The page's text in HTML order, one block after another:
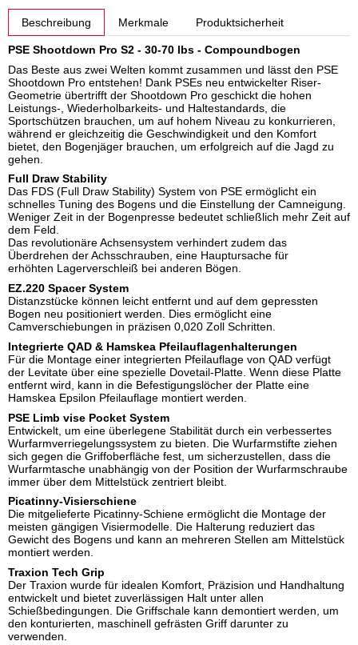
weitere Registerkarten anzeigen
Beschreibung Merkmale Produktsicherheit
PSE Shootdown Pro S2 - 30-70 lbs - Compoundbogen
Das Beste aus zwei Welten kommt zusammen und lässt den PSE
Shootdown Pro entstehen! Dank PSEs neu entwickelter Riser-
Geometrie übertrifft der Shootdown Pro geschickt die hohen
Leistungs-, Wiederholbarkeits- und Haltestandards, die
Sportschützen brauchen, um auf hohem Niveau zu konkurrieren,
während er gleichzeitig die Geschwindigkeit und den Komfort
bietet, den Bogenjäger brauchen, um erfolgreich auf die Jagd zu
gehen.
Full Draw Stability
Das FDS (Full Draw Stability) System von PSE ermöglicht ein
schnelles Tuning des Bogens und die Einstellung der Camneigung.
Weniger Zeit in der Bogenpresse bedeutet schließlich mehr Zeit auf
dem Feld.
Das revolutionäre Achsensystem verhindert zudem das
Überdrehen der Achsschrauben, eine Hauptursache für
erhöhten Lagerverschleiß bei anderen Bögen.
EZ.220 Spacer System
Distanzstücke können leicht entfernt und auf dem gepressten
Bogen neu positioniert werden. Dies ermöglicht eine
Camverschiebungen in präzisen 0,020 Zoll Schritten.
Integrierte QAD & Hamskea Pfeilauflagenhalterungen
Für die Montage einer integrierten Pfeilauflage von QAD verfügt
der Levitate über eine spezielle Dovetail-Platte. Wenn diese Platte
entfernt wird, kann in die Befestigungslöcher der Platte eine
Hamskea Epsilon Pfeilauflage montiert werden.
PSE Limb vise Pocket System
Entwickelt, um eine überlegene Stabilität durch ein verbessertes
Wurfarmverriegelungssystem zu bieten. Die Wurfarmstifte ziehen
sich gegen die Griffoberfläche fest, um sicherzustellen, dass die
Wurfarmtasche unabhängig von der Position der Wurfarmschraube
immer über dem Mittelstück zentriert bleibt.
Picatinny-Visierschiene
Die mitgelieferte Picatinny-Schiene ermöglicht die Montage der
meisten gängigen Visiermodelle. Die Halterung reduziert das
Gewicht des Bogens und kann an mehreren Stellen am Mittelstück
montiert werden.
Traxion Tech Grip
Der Traxion wurde für idealen Komfort, Präzision und Handhaltung
entwickelt und bietet zuverlässigen Halt unter allen
Schießbedingungen. Die Griffschale kann demontiert werden, um
den konturierten, maschinell gefrästen Griff darunter zu
verwenden.